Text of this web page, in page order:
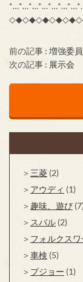
前の記事 : 増強委
次の記事 : 展示会
三菱 (2)
アウディ (1)
趣味、遊び
スバル (2)
フォルクス
車検 (5)
プジョー (1)